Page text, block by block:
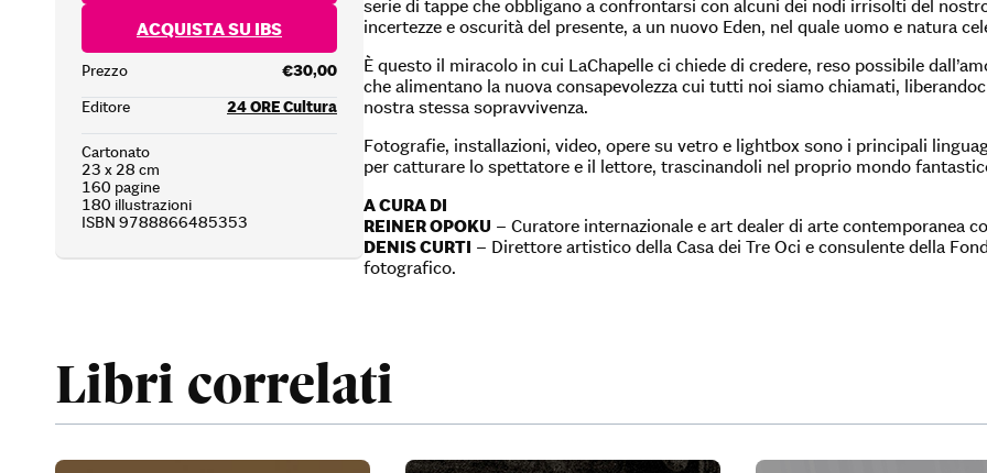
ACQUISTA SU IBS
Prezzo
€30,00
Editore
24 ORE Cultura
Cartonato
23 x 28 cm
160 pagine
180 illustrazioni
ISBN 9788866485353
serie di tappe che obbligano a confrontarsi con alcuni dei nodi irrisolti del
incertezze e oscurità del presente, a un nuovo Eden, nel quale uomo e natura
È questo il miracolo in cui LaChapelle ci chiede di credere, reso possibile
che alimentano la nuova consapevolezza cui tutti noi siamo chiamati,
nostra stessa sopravvivenza.
Fotografie, installazioni, video, opere su vetro e lightbox sono i principali
per catturare lo spettatore e il lettore, trascinandoli nel proprio mondo
A CURA DI
REINER OPOKU – Curatore internazionale e art dealer di arte contemporanea
DENIS CURTI – Direttore artistico della Casa dei Tre Oci e consulente della
fotografico.
Libri correlati